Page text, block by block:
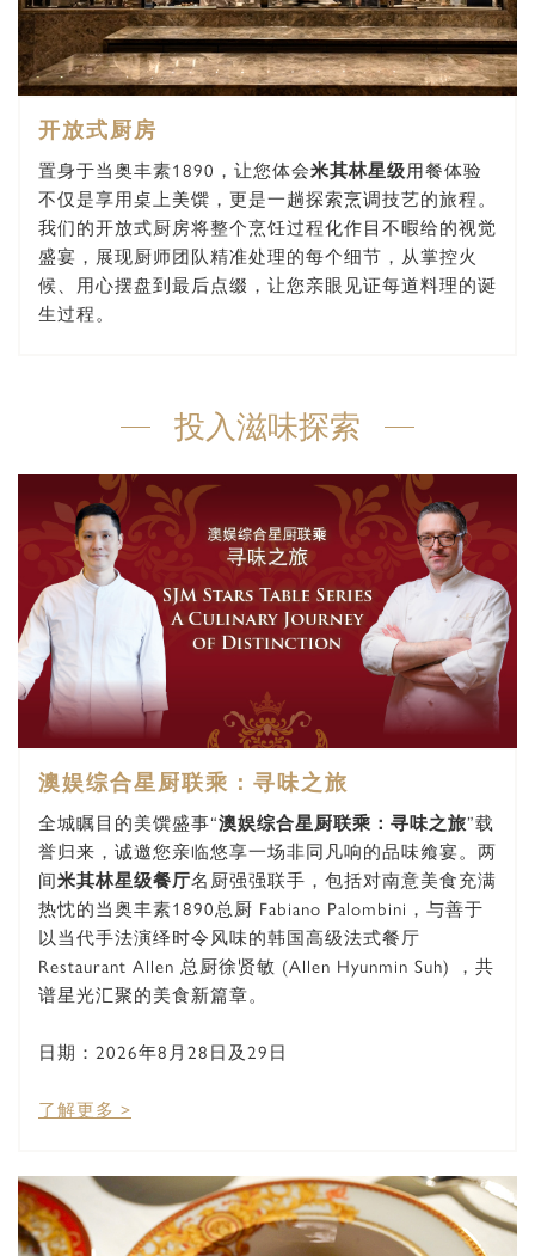
开放式厨房
置身于当奥丰素1890，让您体会米其林星级用餐体验
不仅是享用桌上美馔，更是一趟探索烹调技艺的旅程。
我们的开放式厨房将整个烹饪过程化作目不暇给的视觉
盛宴，展现厨师团队精准处理的每个细节，从掌控火
候、用心摆盘到最后点缀，让您亲眼见证每道料理的诞
生过程。
投入滋味探索
澳娱综合星厨联乘：寻味之旅
全城瞩目的美馔盛事“澳娱综合星厨联乘：寻味之旅”载
誉归来，诚邀您亲临悠享一场非同凡响的品味飨宴。两
间米其林星级餐厅名厨强强联手，包括对南意美食充满
热忱的当奥丰素1890总厨 Fabiano Palombini，与善于
以当代手法演绎时令风味的韩国高级法式餐厅
Restaurant Allen 总厨徐贤敏 (Allen Hyunmin Suh) ，共
谱星光汇聚的美食新篇章。
日期：2026年8月28日及29日
了解更多 >